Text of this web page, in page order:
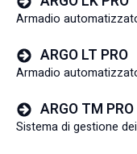
Armadio
ARGO LT PRO
Armadio
ARGO TM PRO
Sistema di gestione